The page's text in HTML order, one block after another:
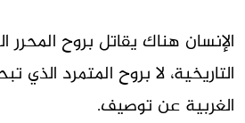
الإنسان هناك يقاتل بروح
التاريخية، لا بروح المتمرد الذي
الغربية عن توصيف.